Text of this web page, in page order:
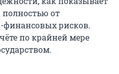
от
финансовых рисков.
по крайней мере